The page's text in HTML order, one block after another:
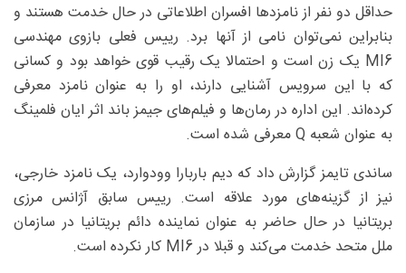
حداقل دو نفر از نامزدها افسران اطلاعاتی در حال خدمت هستند و
بنابراین نمی‌توان نامی از آنها برد. رییس فعلی بازوی مهندسی
MI6 یک زن است و احتمالا یک رقیب قوی خواهد بود و کسانی
که با این سرویس آشنایی دارند، او را به عنوان نامزد معرفی
کرده‌اند. این اداره در رمان‌ها و فیلم‌های جیمز باند اثر ایان فلمینگ
به عنوان شعبه Q معرفی شده است.
ساندی تایمز گزارش داد که دیم باربارا وودوارد، یک نامزد خارجی،
نیز از گزینه‌های مورد علاقه است. رییس سابق آژانس مرزی
بریتانیا در حال حاضر به عنوان نماینده دائم بریتانیا در سازمان
ملل متحد خدمت می‌کند و قبلا در MI6 کار نکرده است.